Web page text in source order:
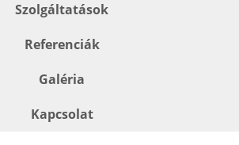
Szolgáltatások
Referenciák
Galéria
Kapcsolat